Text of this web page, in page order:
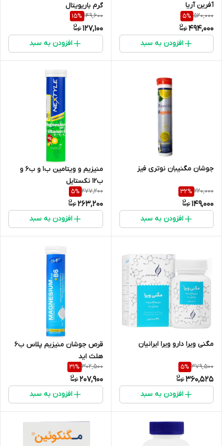
آفرین آریا
520,000
5%
494,000
افزودن به سبد
گرم باریویتال
149,600
15%
127,100
افزودن به سبد
جوشان مگنیبان نوتری فیز
220,000
32%
149,000
افزودن به سبد
منیزیم و ویتامین ب1 و ب6 و
ب12 نکستایل
277,200
5%
263,200
افزودن به سبد
مگنی ویرا دارو ویرا ایرانیان
379,500
5%
360,525
افزودن به سبد
قرص جوشان منیزیم پلاس ب6
هلث اید
302,500
31%
207,900
افزودن به سبد